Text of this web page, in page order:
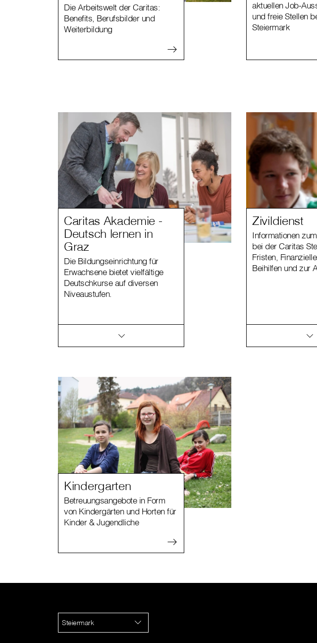
Die Arbeitswelt der Caritas:
Benefits, Berufsbilder und
Weiterbildung
aktuellen Job-
und freie Stellen
Steiermark
Caritas Akademie -
Deutsch lernen in
Graz
Die Bildungseinrichtung für
Erwachsene bietet vielfältige
Deutschkurse auf diversen
Niveaustufen.
Zivildienst
Informationen
bei der Caritas
Fristen,
Beihilfen und zur
Kindergarten
Betreuungsangebote in Form
von Kindergärten und Horten für
Kinder & Jugendliche
Steiermark